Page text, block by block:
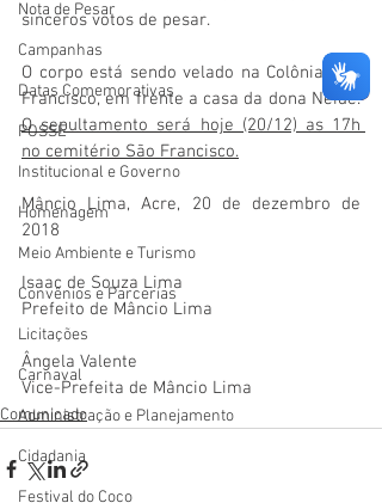
Nota de Pesar
Campanhas
Datas Comemorativas
POSSE
Institucional e Governo
Homenagem
Meio Ambiente e Turismo
Convênios e Parcerias
Licitações
Carnaval
Administração e Planejamento
Cidadania
Festival do Coco
sinceros votos de pesar.
O corpo está sendo velado na Colônia São
Francisco, em frente a casa da dona Neide.
O sepultamento será hoje (20/12) as 17h
no cemitério São Francisco.
Mâncio Lima, Acre, 20 de dezembro de
2018
Isaac de Souza Lima
Prefeito de Mâncio Lima
Ângela Valente
Vice-Prefeita de Mâncio Lima
Comunicado